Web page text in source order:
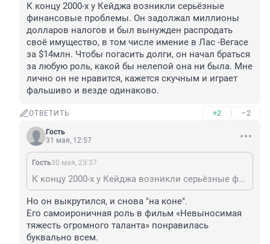
К концу 2000-х у Кейджа возникли серьёзные
финансовые проблемы. Он задолжал миллионы
долларов налогов и был вынужден распродать
своё имущество, в том числе имение в Лас -Вегасе
за $14млн. Чтобы погасить долги, он начал браться
за любую роль, какой бы нелепой она ни была. Мне
лично он не нравится, кажется скучным и играет
фальшиво и везде одинаково.
ОТВЕТИТЬ +2 –2
Гость
31 мая, 12:57
Гость30 мая, 23:37
К концу 2000-х у Кейджа возникли серьёзные финансовые проблемы. Он задолжал миллионы долларов налогов и был вынужден распродать своё имущество, в том числе имение в Лас -Вегасе за $14млн. Чтобы погасить долги, он начал браться за любую роль, какой бы нелепой она ни была. Мне лично он не нравится, кажется скучным и играет фальшиво и везде одинаково.
Но он выкрутился, и снова "на коне".
Его самоироничная роль в фильм «Невыносимая
тяжесть огромного таланта» понравилась
буквально всем.